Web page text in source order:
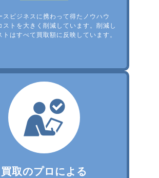
スビジネスに携わって得たノウハウ
ストを大きく削減しています。削減し
トはすべて買取額に反映しています。
買取のプロによる